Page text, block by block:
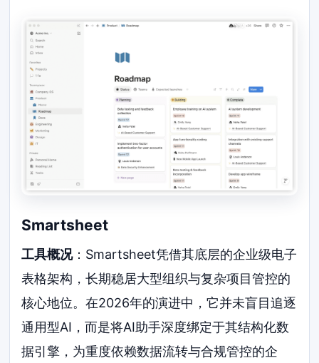
Smartsheet
工具概况：Smartsheet凭借其底层的企业级电子
表格架构，长期稳居大型组织与复杂项目管控的
核心地位。在2026年的演进中，它并未盲目追逐
通用型AI，而是将AI助手深度绑定于其结构化数
据引擎，为重度依赖数据流转与合规管控的企